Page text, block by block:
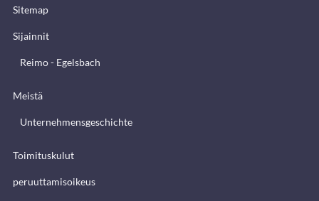
Sitemap
Sijainnit
Reimo - Egelsbach
Meistä
Unternehmensgeschichte
Toimituskulut
peruuttamisoikeus